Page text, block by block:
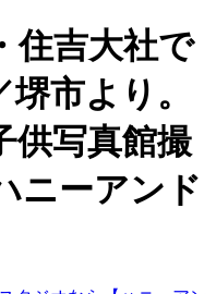
住吉大社で
市より。
供写真館撮
ニーアンド